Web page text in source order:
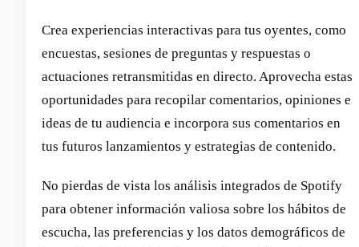
Crea experiencias interactivas para tus oyentes, como
encuestas, sesiones de preguntas y respuestas o
actuaciones retransmitidas en directo. Aprovecha estas
oportunidades para recopilar comentarios, opiniones e
ideas de tu audiencia e incorpora sus comentarios en
tus futuros lanzamientos y estrategias de contenido.
No pierdas de vista los análisis integrados de Spotify
para obtener información valiosa sobre los hábitos de
escucha, las preferencias y los datos demográficos de